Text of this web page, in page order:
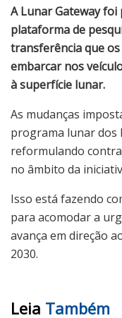
A Lunar Gateway
plataforma de
transferência que
embarcar nos
à superfície lunar.
As mudanças
programa lunar dos
reformulando
no âmbito da
Isso está fazendo
para acomodar a
avança em direção
2030.
Leia Também